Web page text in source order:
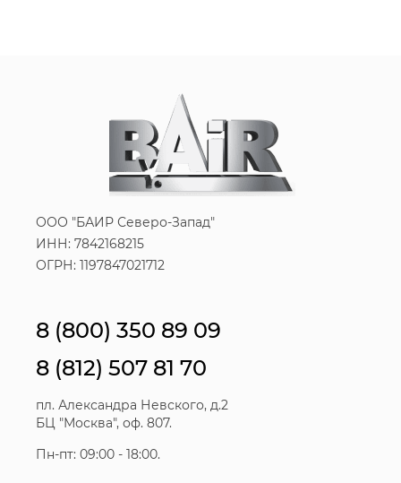
ООО "БАИР Северо-Запад"
ИНН: 7842168215
ОГРН: 1197847021712
8 (800) 350 89 09
8 (812) 507 81 70
пл. Александра Невского, д.2
БЦ "Москва", оф. 807.
Пн-пт: 09:00 - 18:00.